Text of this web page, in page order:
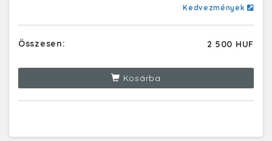
Kedvezmények
Összesen: 2 500 HUF
Kosárba